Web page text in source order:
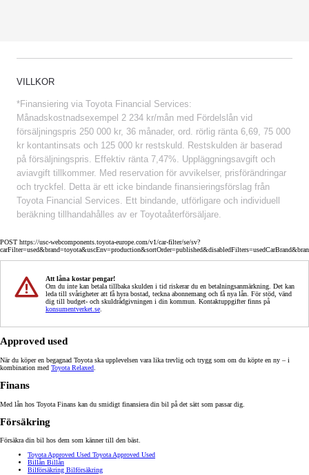
VILLKOR
*Finansiering via Toyota Financial Services:
Månadskostnadsexempel 2 234 kr/mån med Fördelslån vid
försäljningspris 250 000 kr, 36 månader, ord. rörlig ränta 6,69, 75 000
kr kontantinsats och 125 000 kr restskuld. Restskulden är baserad
på försäljningspris. Effektiv ränta 7,47%. Uppläggningsavgift och
aviavgift tillkommer. Med reservation för avvikelser, prisförändringar
och tryckfel. Detta är ett icke bindande finansieringsförslag från
Toyota Financial Services. Ett bindande, utförligare och individuell
beräkning tillhandahålles av er Toyotaåterförsäljare.
POST https://usc-webcomponents.toyota-europe.com/v1/car-filter/se/sv?
Att låna kostar pengar!
Om du inte kan betala tillbaka skulden i tid riskerar du en betalningsanmärkning. Det kan
leda till svårigheter att få hyra bostad, teckna abonnemang och få nya lån. För stöd, vänd
dig till budget- och skuldrådgivningen i din kommun. Kontaktuppgifter finns på
konsumentverket.se
Approved used
När du köper en begagnad Toyota ska upplevelsen vara lika trevlig och trygg som om du köpte en ny – i
kombination med Toyota Relaxed
Finans
Med lån hos Toyota Finans kan du smidigt finansiera din bil på det sätt som passar dig.
Försäkring
Försäkra din bil hos dem som känner till den bäst.
Toyota Approved Used Toyota Approved Used
Billån Billån
Bilförsäkring Bilförsäkring